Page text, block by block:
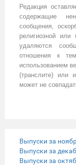
Редакция
содержащие
сообщения,
религиозной
удаляются
отношения к
использованием
(транслите) или
может не
Выпуски за
Выпуски за
Выпуски за